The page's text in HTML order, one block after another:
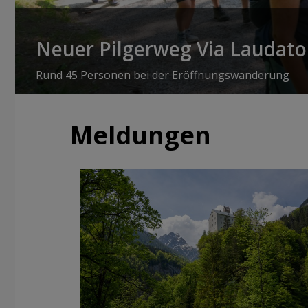
Neuer Pilgerweg Via Laudato
Rund 45 Personen bei der Eröffnungswanderung
Meldungen